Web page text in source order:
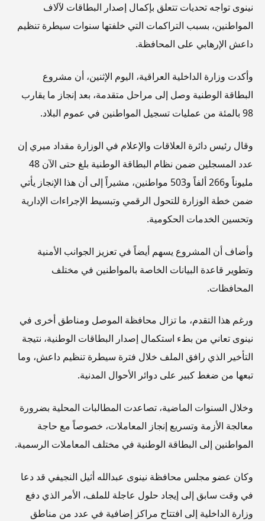
نينوى تواجه تحديات تتعلق بإكمال إصدار البطاقات لآلاف
المواطنين، بسبب التراكمات التي خلفتها سنوات سيطرة تنظيم
داعش الإرهابي على المحافظة.
وأكدت وزارة الداخلية العراقية، اليوم الإثنين، أن مشروع
البطاقة الوطنية وصل إلى مراحل متقدمة، بعد إنجاز ما يقارب
98 بالمئة من عمليات تسجيل المواطنين في عموم البلاد.
وقال رئيس دائرة العلاقات والإعلام في الوزارة مقداد ميري إن
عدد المسجلين ضمن نظام البطاقة الوطنية بلغ حتى الآن 48
مليوناً و266 ألفاً و503 مواطنين، مشيراً إلى أن هذا الإنجاز يأتي
ضمن خطة الوزارة للتحول الرقمي وتبسيط الإجراءات الإدارية
وتحسين الخدمات الحكومية.
وأضاف أن المشروع يسهم أيضاً في تعزيز الجوانب الأمنية
وتطوير قاعدة البيانات الخاصة بالمواطنين في مختلف
المحافظات.
ورغم هذا التقدم، ما تزال محافظة الموصل ومناطق أخرى في
نينوى تعاني من بطء استكمال إصدار البطاقات الوطنية، نتيجة
التأخير الذي رافق الملف خلال فترة سيطرة تنظيم داعش، وما
تبعها من ضغط كبير على دوائر الأحوال المدنية.
وخلال السنوات الماضية، تصاعدت المطالبات المحلية بضرورة
معالجة الأزمة وتسريع إنجاز المعاملات، خصوصاً مع حاجة
المواطنين إلى البطاقة الوطنية في مختلف المعاملات الرسمية.
وكان عضو مجلس محافظة نينوى عبدالله أثيل النجيفي قد دعا
في وقت سابق إلى إيجاد حلول عاجلة للملف، الأمر الذي دفع
وزارة الداخلية إلى افتتاح مراكز إضافية في عدد من مناطق